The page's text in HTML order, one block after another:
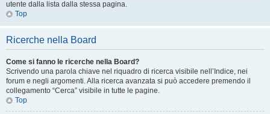
utente dalla lista dalla stessa pagina.
Top
Ricerche nella Board
Come si fanno le ricerche nella Board?
Scrivendo una parola chiave nel riquadro di ricerca visibile nell’Indice, nei
forum e negli argomenti. Alla ricerca avanzata si può accedere premendo il
collegamento “Cerca” visibile in tutte le pagine.
Top